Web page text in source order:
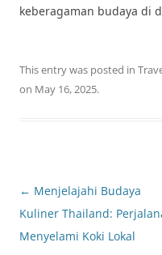
keberagaman budaya di
This entry was posted in
on May 16, 2025.
Post
navigation
← Menjelajahi Budaya
Kuliner Thailand:
Menyelami Koki Lokal